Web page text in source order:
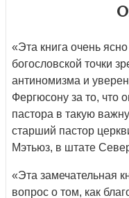
«Эта книга очень
богословской точки
антиномизма и
Фергюсону за то, что
пастора в такую
старший пастор
Мэтьюз, в штате
«Эта замечательная
вопрос о том, как